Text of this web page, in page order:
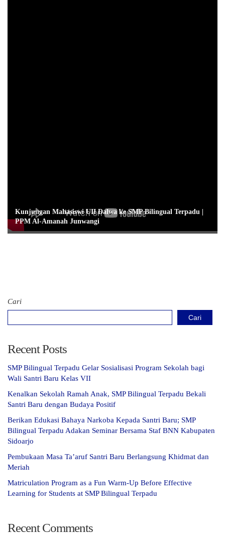
Kunjungan Mahasiswi UII Dalwa ke SMP Bilingual Terpadu |
PPM Al-Amanah Junwangi
Cari
Cari
Recent Posts
SMP Bilingual Terpadu Gelar Sosialisasi Program Sekolah bagi
Wali Santri Baru Kelas VII
Kenalkan Sekolah Ramah Anak, SMP Bilingual Terpadu Bekali
Santri Baru dengan Budaya Positif
Berikan Edukasi Bahaya Narkoba Kepada Santri Baru; SMP
Bilingual Terpadu Adakan Seminar Bersama Staf BNN Kabupaten
Sidoarjo
Pembukaan Masa Ta’aruf Santri Baru Berlangsung Khidmat dan
Meriah
Matriculation Program as a Fun Warm-Up Before Effective
Learning for Students at SMP Bilingual Terpadu
Recent Comments